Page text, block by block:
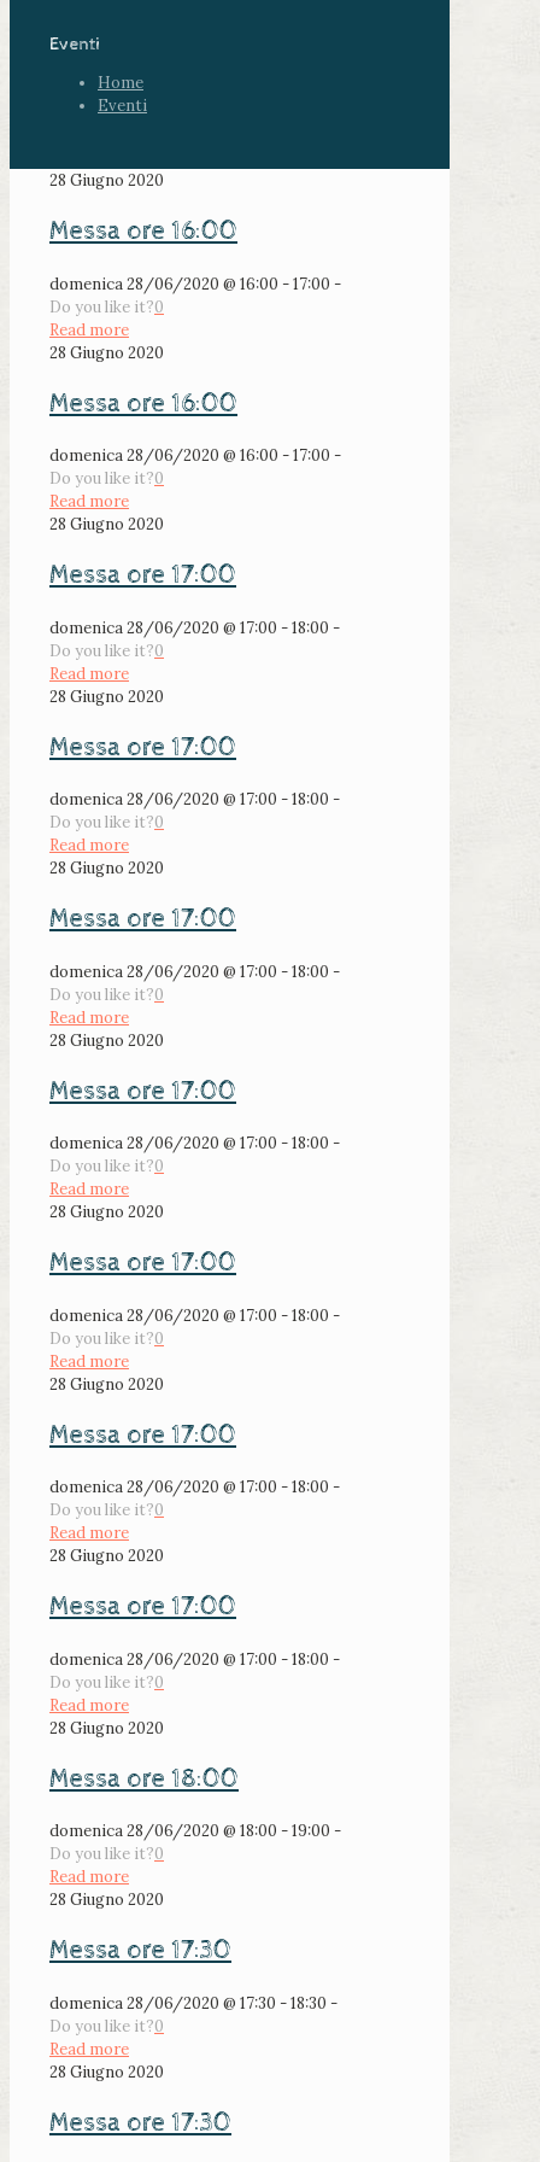
Eventi
Home
Eventi
28 Giugno 2020
Messa ore 16:00
domenica 28/06/2020 @ 16:00 - 17:00 -
Do you like it?0
Read more
28 Giugno 2020
Messa ore 16:00
domenica 28/06/2020 @ 16:00 - 17:00 -
Do you like it?0
Read more
28 Giugno 2020
Messa ore 17:00
domenica 28/06/2020 @ 17:00 - 18:00 -
Do you like it?0
Read more
28 Giugno 2020
Messa ore 17:00
domenica 28/06/2020 @ 17:00 - 18:00 -
Do you like it?0
Read more
28 Giugno 2020
Messa ore 17:00
domenica 28/06/2020 @ 17:00 - 18:00 -
Do you like it?0
Read more
28 Giugno 2020
Messa ore 17:00
domenica 28/06/2020 @ 17:00 - 18:00 -
Do you like it?0
Read more
28 Giugno 2020
Messa ore 17:00
domenica 28/06/2020 @ 17:00 - 18:00 -
Do you like it?0
Read more
28 Giugno 2020
Messa ore 17:00
domenica 28/06/2020 @ 17:00 - 18:00 -
Do you like it?0
Read more
28 Giugno 2020
Messa ore 17:00
domenica 28/06/2020 @ 17:00 - 18:00 -
Do you like it?0
Read more
28 Giugno 2020
Messa ore 18:00
domenica 28/06/2020 @ 18:00 - 19:00 -
Do you like it?0
Read more
28 Giugno 2020
Messa ore 17:30
domenica 28/06/2020 @ 17:30 - 18:30 -
Do you like it?0
Read more
28 Giugno 2020
Messa ore 17:30